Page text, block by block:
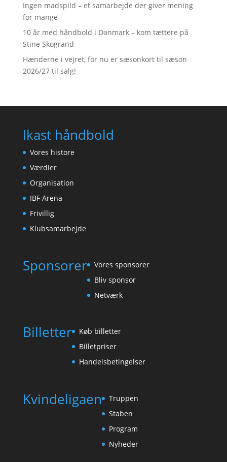
Ingen madspild – et samarbejde der giver mening
for mange
10 år med håndbold i Danmark – kom tættere på
Stine Skogrand
Hænderne i vejret, for nu er sæsonkort til sæson
2026/27 til salg!
Ikast håndbold
Vores histore
Værdier
Organisation
IBF Arena
Frivillig
Klubsamarbejde
Sponsorer
Vores sponsorer
Bliv sponsor
Netværk
Billetter
Køb billetter
Billetpriser
Handelsbetingelser
Kvindeligaen
Truppen
Staben
Program
Nyheder